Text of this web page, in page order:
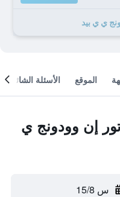
الموقع الأسئلة الشائعة
إن وودونج ي
س 15/8